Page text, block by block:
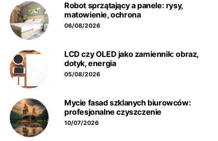
Robot sprzątający a panele: rysy,
matowienie, ochrona
06/08/2026
LCD czy OLED jako zamiennik: obraz,
dotyk, energia
05/08/2026
Mycie fasad szklanych biurowców:
profesjonalne czyszczenie
10/07/2026